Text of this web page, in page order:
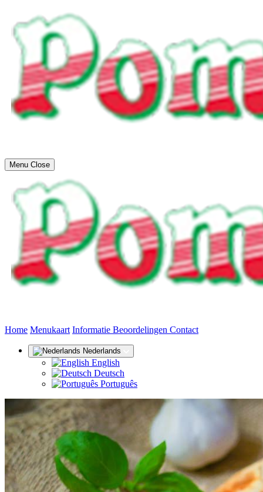
Menu Close
Home Menukaart Informatie (huidige)
Beoordelingen Contact
Nederlands
English
Deutsch
Português